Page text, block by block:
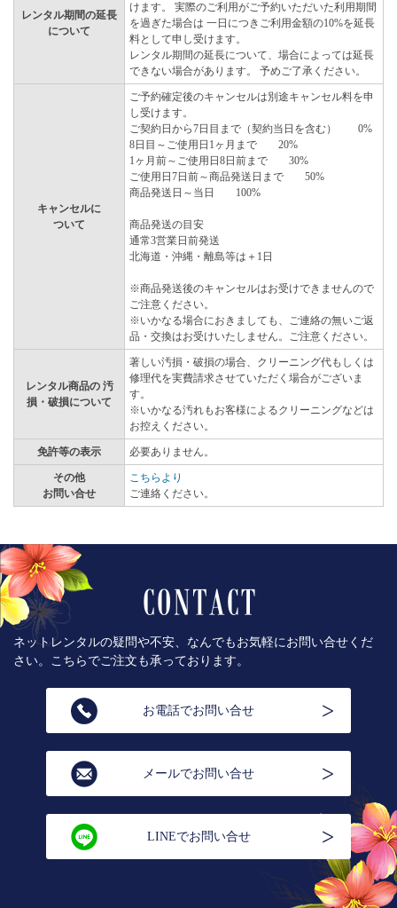
レンタル期間の延長
について
けます。 実際のご利用がご予約いただいた利用期間
を過ぎた場合は 一日につきご利用金額の10%を延長
料として申し受けます。
レンタル期間の延長について、場合によっては延長
できない場合があります。 予めご了承ください。
キャンセルに
ついて
ご予約確定後のキャンセルは別途キャンセル料を申
し受けます。
ご契約日から7日目まで（契約当日を含む） 0%
8日目～ご使用日1ヶ月まで 20%
1ヶ月前～ご使用日8日前まで 30%
ご使用日7日前～商品発送日まで 50%
商品発送日～当日 100%
商品発送の目安
通常3営業日前発送
北海道・沖縄・離島等は＋1日
※商品発送後のキャンセルはお受けできませんので
ご注意ください。
※いかなる場合におきましても、ご連絡の無いご返
品・交換はお受けいたしません。ご注意ください。
レンタル商品の 汚
損・破損について
著しい汚損・破損の場合、クリーニング代もしくは
修理代を実費請求させていただく場合がございま
す。
※いかなる汚れもお客様によるクリーニングなどは
お控えください。
免許等の表示 必要ありません。
その他
お問い合せ
こちらより
ご連絡ください。
ネットレンタルの疑問や不安、なんでもお気軽にお問い合せくだ
さい。こちらでご注文も承っております。
お電話でお問い合せ
メールでお問い合せ
LINEでお問い合せ